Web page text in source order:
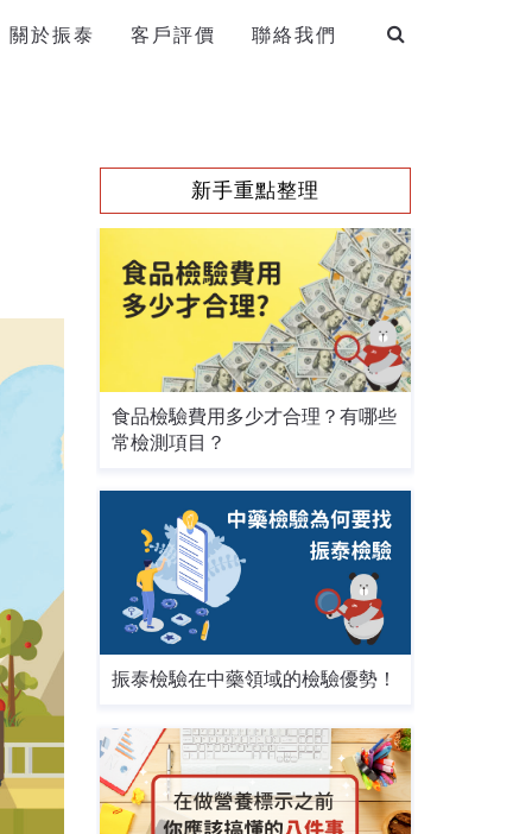
關於振泰 客戶評價 聯絡我們
新手重點整理
食品檢驗費用多少才合理？有哪些
常檢測項目？
振泰檢驗在中藥領域的檢驗優勢！